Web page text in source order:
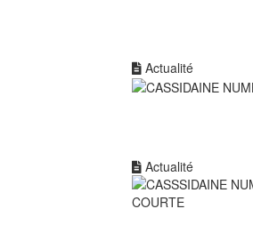
Actualité
Actualité